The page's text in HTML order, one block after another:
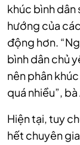
khúc bình dân
hướng của
động hơn.
bình dân chủ
nên phân
quá nhiều”, bà
Hiện tại, tuy
hết chuyên